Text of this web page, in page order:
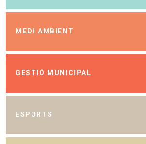
MEDI AMBIENT
GESTIÓ MUNICIPAL
ESPORTS